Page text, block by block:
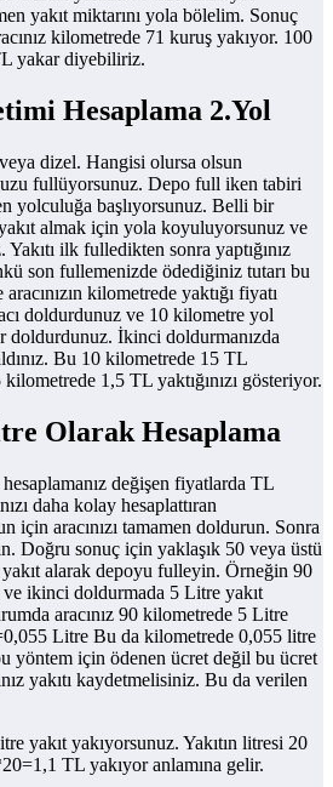
yakıt miktarını yola bölelim. Sonuç
kilometrede 71 kuruş yakıyor. 100
yakar diyebiliriz.
Hesaplama 2.Yol
dizel. Hangisi olursa olsun
fullüyorsunuz. Depo full iken tabiri
yolculuğa başlıyorsunuz. Belli bir
almak için yola koyuluyorsunuz ve
ilk fulledikten sonra yaptığınız
son fullemenizde ödediğiniz tutarı bu
kilometrede yaktığı fiyatı
doldurdunuz ve 10 kilometre yol
doldurdunuz. İkinci doldurmanızda
Bu 10 kilometrede 15 TL
kilometrede 1,5 TL yaktığınızı gösteriyor.
Olarak Hesaplama
hesaplamanız değişen fiyatlarda TL
daha kolay hesaplattıran
için aracınızı tamamen doldurun. Sonra
Doğru sonuç için yaklaşık 50 veya üstü
alarak depoyu fulleyin. Örneğin 90
ikinci doldurmada 5 Litre yakıt
aracınız 90 kilometrede 5 Litre
Litre Bu da kilometrede 0,055 litre
yöntem için ödenen ücret değil bu ücret
yakıtı kaydetmelisiniz. Bu da verilen
yakıt yakıyorsunuz. Yakıtın litresi 20
TL yakıyor anlamına gelir.